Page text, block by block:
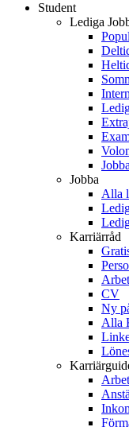
Student
Lediga
Jobba
Alla
Karriärråd
CV
Ny
Alla